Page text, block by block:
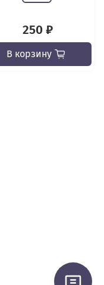
250 ₽
В корзину